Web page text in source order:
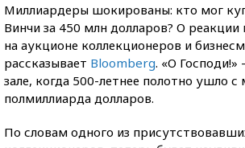
Миллиардеры шокированы: кто мог
Винчи за 450 млн долларов? О
на аукционе коллекционеров и
рассказывает Bloomberg. «О
зале, когда 500-летнее полотно ушло с
полмиллиарда долларов.
По словам одного из